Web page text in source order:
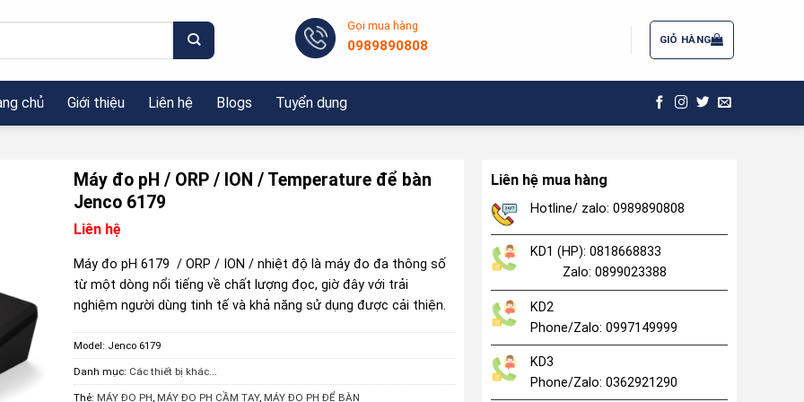
Gọi mua hàng
0989890808 GIỎ HÀNG
chủ Giới thiệu Liên hệ Blogs Tuyển dụng
Máy đo pH / ORP / ION / Temperature để bàn
Jenco 6179
Liên hệ
Máy đo pH6179 / ORP / ION / nhiệt độ là máy đo đa thông số
từ một dòng nổi tiếng về chất lượng đọc, giờ đây với trải
nghiệm người dùng tinh tế và khả năng sử dụng được cải thiện.
Model: Jenco 6179
Danh mục: Các thiết bị khác...
Thẻ: MÁY ĐO PH, MÁY ĐO PH CẦM TAY, MÁY ĐO PH ĐỂ BÀN
Liên hệ mua hàng
Hotline/ zalo: 0989890808
KD1 (HP): 0818668833
Zalo: 0899023388
KD2
Phone/Zalo: 0997149999
KD3
Phone/Zalo: 0362921290